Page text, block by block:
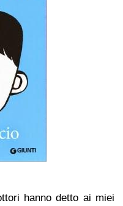
hanno detto ai miei